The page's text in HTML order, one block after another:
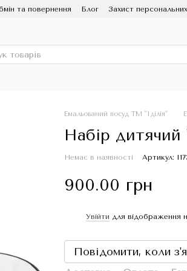
та повернення Блог Захист
Емальований посуд ТМ "Іділія"
Набір
Немає в наявності Артикул:
900.00 грн
Увійти для відображення
Повідомити, коли